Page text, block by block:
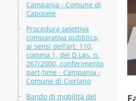
Campania - Comune di
Caposele
Procedura selettiva
comparativa pubblica,
ai sensi dell’art. 110,
comma 1, del D.Lgs. n.
267/2000, conferimento
part-time - Campania -
Comune di Ciorlano
Bando di mobilità del